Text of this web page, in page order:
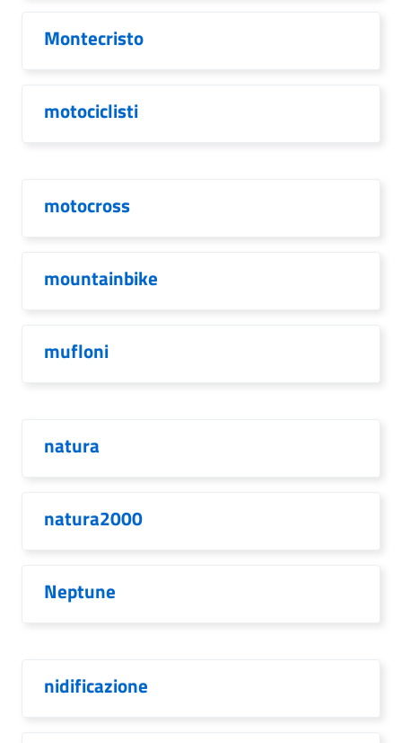
Montecristo
motociclisti
motocross
mountainbike
mufloni
natura
natura2000
Neptune
nidificazione